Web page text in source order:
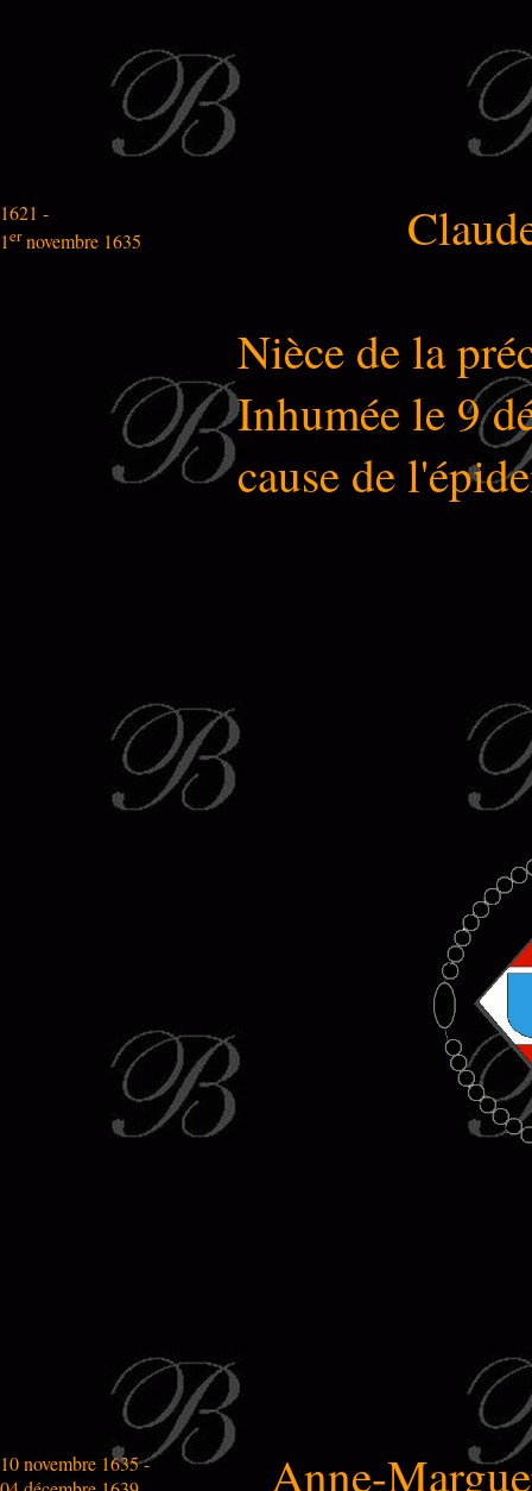
1621 -
1ernovembre 1635
Nièce de la
Inhumée le 9
cause de
10 novembre 1635 -
Anne-